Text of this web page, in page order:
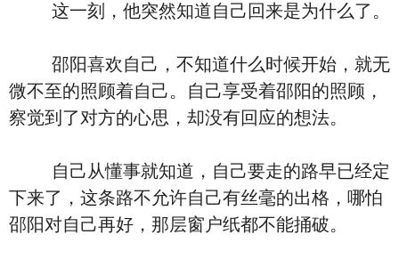
这一刻，他突然知道自己回来是为什么了。
邵阳喜欢自己，不知道什么时候开始，就无
微不至的照顾着自己。自己享受着邵阳的照顾，
察觉到了对方的心思，却没有回应的想法。
自己从懂事就知道，自己要走的路早已经定
下来了，这条路不允许自己有丝毫的出格，哪怕
邵阳对自己再好，那层窗户纸都不能捅破。